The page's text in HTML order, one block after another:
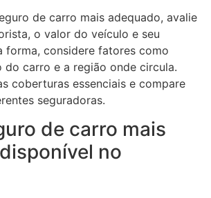
de carro mais adequado, avalie
o valor do veículo e seu
forma, considere fatores como
do carro e a região onde circula.
coberturas essenciais e compare
seguradoras.
de carro mais
no